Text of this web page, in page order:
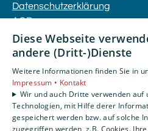
Datenschutzerklärung
AGB
Unsere Bereiche
Gewerbekunden
Karriere
Unternehmen
Kontakt
Diese Webseite
andere (Dritt-)Dienste
Weitere Informationen finden Sie in
Impressum • Kontakt
Wir und auch Dritte verwenden auf
Technologien, mit Hilfe derer
gespeichert werden bzw. auf solche
zugegriffen werden, z.B. Cookies.